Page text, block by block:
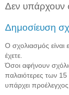
Δεν υπάρχουν
Δημοσίευση
Ο σχολιασμός είναι
έχετε.
Όσοι αφήνουν
παλαιότερες των
υπάρχει